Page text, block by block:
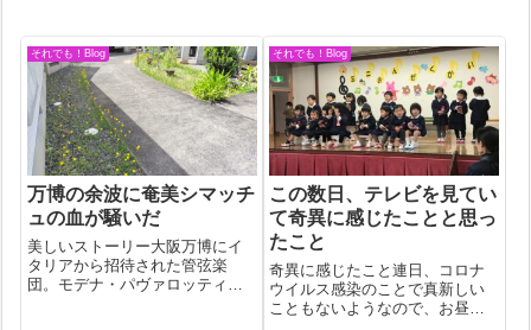
それでも！Blog
万博の余波に奄美シマッチ
ュの血が騒いだ
美しいストーリー大阪万博にイ
タリアから招待された管弦楽
団。モデナ・パヴァロッティフ
それでも！Blog
この数日、テレビを見てい
て奇異に感じたことと思っ
たこと
奇異に感じたこと連日、コロナ
ウイルス感染のことで真新しい
こともないようなので、お昼の